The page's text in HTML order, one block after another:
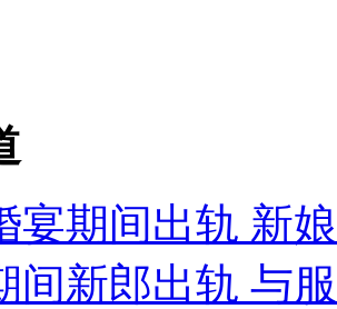
伤多人 警民合力深夜将其击毙
宴期间出轨 新
间新郎出轨 与